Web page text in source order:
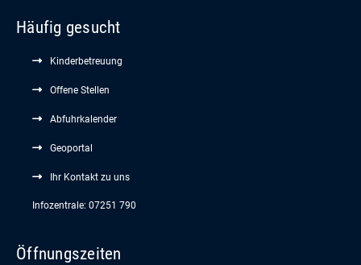
Häufig gesucht
Kinderbetreuung
Offene Stellen
Abfuhrkalender
Geoportal
Ihr Kontakt zu uns
Infozentrale: 07251 790
Öffnungszeiten